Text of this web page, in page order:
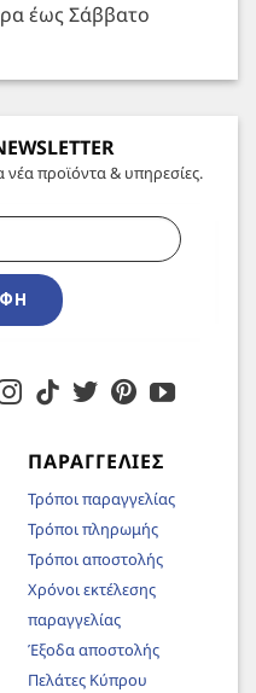
έως Σάββατο
νέα προϊόντα & υπηρεσίες.
ΠΑΡΑΓΓΕΛΊΕΣ
Τρόποι παραγγελίας
Τρόποι πληρωμής
Τρόποι αποστολής
Χρόνοι εκτέλεσης
παραγγελίας
Έξοδα αποστολής
Πελάτες Κύπρου